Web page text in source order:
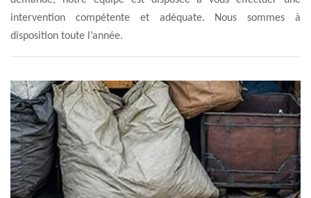
intervention compétente et adéquate. Nous sommes à
disposition toute l’année.